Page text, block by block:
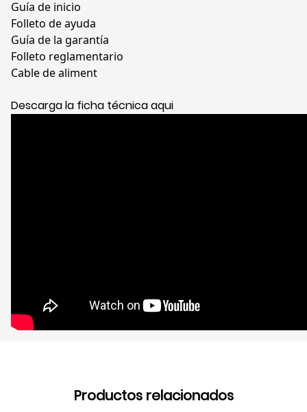
Guía de inicio
Folleto de ayuda
Guía de la garantía
Folleto reglamentario
Cable de aliment
Descarga la ficha técnica aqui
Productos relacionados